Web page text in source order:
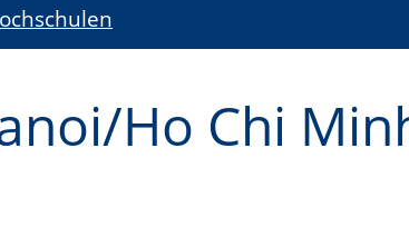
Ho Chi